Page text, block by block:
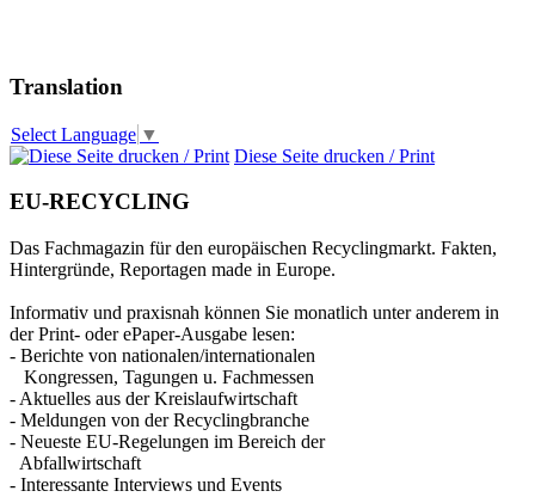
Translation
Select Language ▼
Diese Seite drucken / Print
EU-RECYCLING
Das Fachmagazin für den europäischen Recyclingmarkt. Fakten,
Hintergründe, Reportagen made in Europe.
Informativ und praxisnah können Sie monatlich unter anderem in
der Print- oder ePaper-Ausgabe lesen:
- Berichte von nationalen/internationalen
Kongressen, Tagungen u. Fachmessen
- Aktuelles aus der Kreislaufwirtschaft
- Meldungen von der Recyclingbranche
- Neueste EU-Regelungen im Bereich der
Abfallwirtschaft
- Interessante Interviews und Events